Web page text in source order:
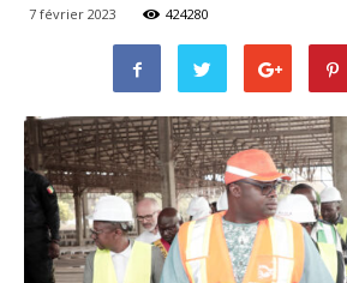
7 février 2023 424280